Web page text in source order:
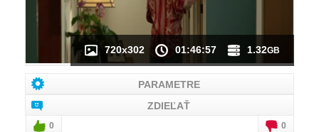
720x302 01:46:57 1.32GB
PARAMETRE
ZDIEĽAŤ
0 0